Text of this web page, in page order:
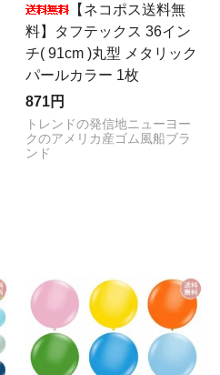
【ネコポス送料無
料】タフテックス 36イン
チ( 91cm )丸型 メタリック
パールカラー 1枚
871円
トレンドの発信地ニューヨー
クのアメリカ産ゴム風船ブラ
ンド